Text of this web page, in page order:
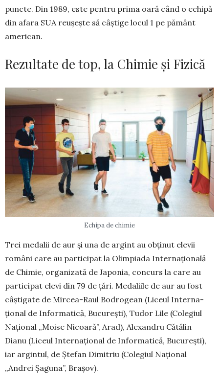
puncte. Din 1989, este pentru prima oară când o echipă
din afara SUA reuşeşte să câştige locul 1 pe pământ
american.
Rezultate de top, la Chimie și Fizică
Echipa de chimie
Trei medalii de aur și una de argint au ob­ținut elevii
români care au participat la Olim­piada Internațională
de Chimie, organizată de Japonia, concurs la care au
participat elevi din 79 de țări. Medaliile de aur au fost
câștigate de Mircea-Raul Bodrogean (Liceul Inter­na­
țional de Informatică, București), Tudor Lile (Colegiul
Național „Moise Nicoară”, Arad), Alexandru Că­­tălin
Dianu (Liceul In­ter­na­țio­nal de In­for­ma­­tică, Bucu­rești),
iar ar­gin­tul, de Ște­fan Di­mitriu (Co­­legiul Na­țional
„Andrei Șaguna”, Brașov).